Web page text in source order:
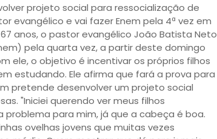
projeto social para ressocialização de
evangélico e vai fazer Enem pela 4ª vez em
anos, o pastor evangélico João Batista Neto
pela quarta vez, a partir deste domingo
ele, o objetivo é incentivar os próprios filhos
estudando. Ele afirma que fará a prova para
pretende desenvolver um projeto social
"Iniciei querendo ver meus filhos
problema para mim, já que a cabeça é boa.
ovelhas jovens que muitas vezes